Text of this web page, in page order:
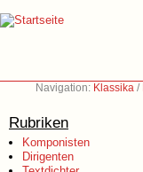
Navigation: Klassika /
Rubriken
Komponisten
Dirigenten